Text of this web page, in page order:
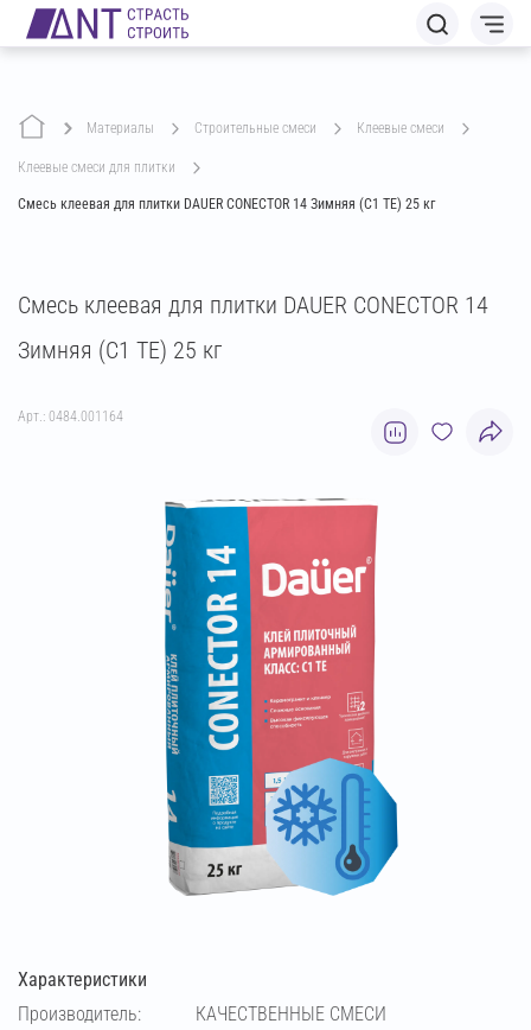
Материалы строительные смеси клеевые смеси
клеевые смеси для плитки
Смесь клеевая для плитки DAUER CONECTOR 14 Зимняя (C1 TE) 25 кг
Смесь клеевая для плитки DAUER CONECTOR 14
Зимняя (C1 TE) 25 кг
Арт.: 0484.001164
Характеристики
Производитель:
КАЧЕСТВЕННЫЕ СМЕСИ